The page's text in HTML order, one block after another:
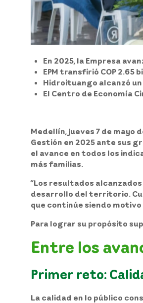
En 2025, la Empresa
EPM transfirió COP 2.65
Hidroituango alcanzó un
El Centro de Economía
Medellín, jueves 7 de mayo
Gestión en 2025 ante sus
el avance en todos los
más familias.
“Los resultados alcanzados
desarrollo del territorio.
que continúe siendo motivo
Para lograr su propósito
Entre los
Primer reto:
La calidad en lo público